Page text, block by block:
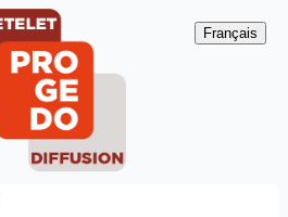
Français